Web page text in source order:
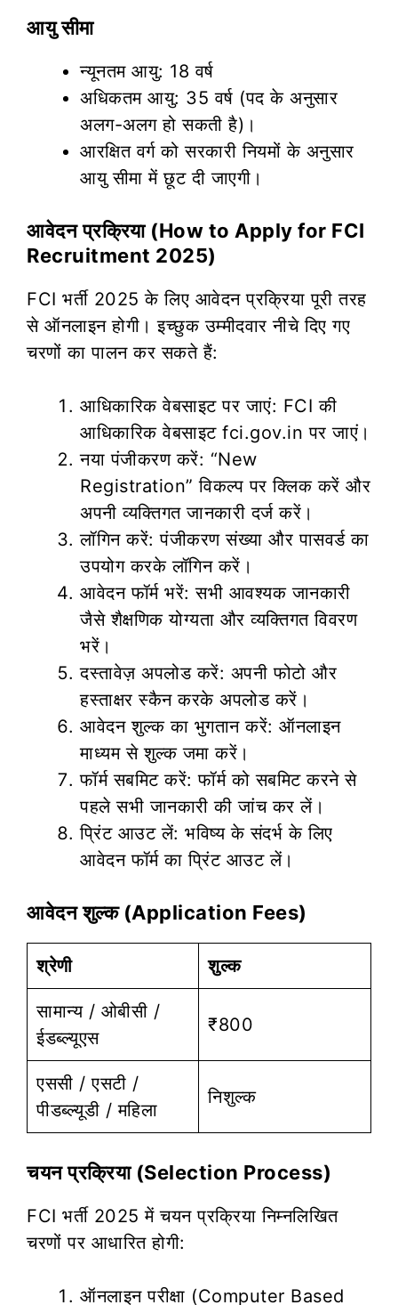
आयु सीमा
न्यूनतम आयु: 18 वर्ष
अधिकतम आयु: 35 वर्ष (पद के अनुसार
अलग-अलग हो सकती है)।
आरक्षित वर्ग को सरकारी नियमों के अनुसार
आयु सीमा में छूट दी जाएगी।
आवेदन प्रक्रिया (How to Apply for FCI
Recruitment 2025)
FCI भर्ती 2025 के लिए आवेदन प्रक्रिया पूरी तरह
से ऑनलाइन होगी। इच्छुक उम्मीदवार नीचे दिए गए
चरणों का पालन कर सकते हैं:
आधिकारिक वेबसाइट पर जाएं: FCI की
आधिकारिक वेबसाइट fci.gov.in पर जाएं।
नया पंजीकरण करें: “New
Registration” विकल्प पर क्लिक करें और
अपनी व्यक्तिगत जानकारी दर्ज करें।
लॉगिन करें: पंजीकरण संख्या और पासवर्ड का
उपयोग करके लॉगिन करें।
आवेदन फॉर्म भरें: सभी आवश्यक जानकारी
जैसे शैक्षणिक योग्यता और व्यक्तिगत विवरण
भरें।
दस्तावेज़ अपलोड करें: अपनी फोटो और
हस्ताक्षर स्कैन करके अपलोड करें।
आवेदन शुल्क का भुगतान करें: ऑनलाइन
माध्यम से शुल्क जमा करें।
फॉर्म सबमिट करें: फॉर्म को सबमिट करने से
पहले सभी जानकारी की जांच कर लें।
प्रिंट आउट लें: भविष्य के संदर्भ के लिए
आवेदन फॉर्म का प्रिंट आउट लें।
आवेदन शुल्क (Application Fees)
श्रेणी शुल्क
सामान्य / ओबीसी /
ईडब्ल्यूएस
₹800
एससी / एसटी /
पीडब्ल्यूडी / महिला
निशुल्क
चयन प्रक्रिया (Selection Process)
FCI भर्ती 2025 में चयन प्रक्रिया निम्नलिखित
चरणों पर आधारित होगी:
ऑनलाइन परीक्षा (Computer Based